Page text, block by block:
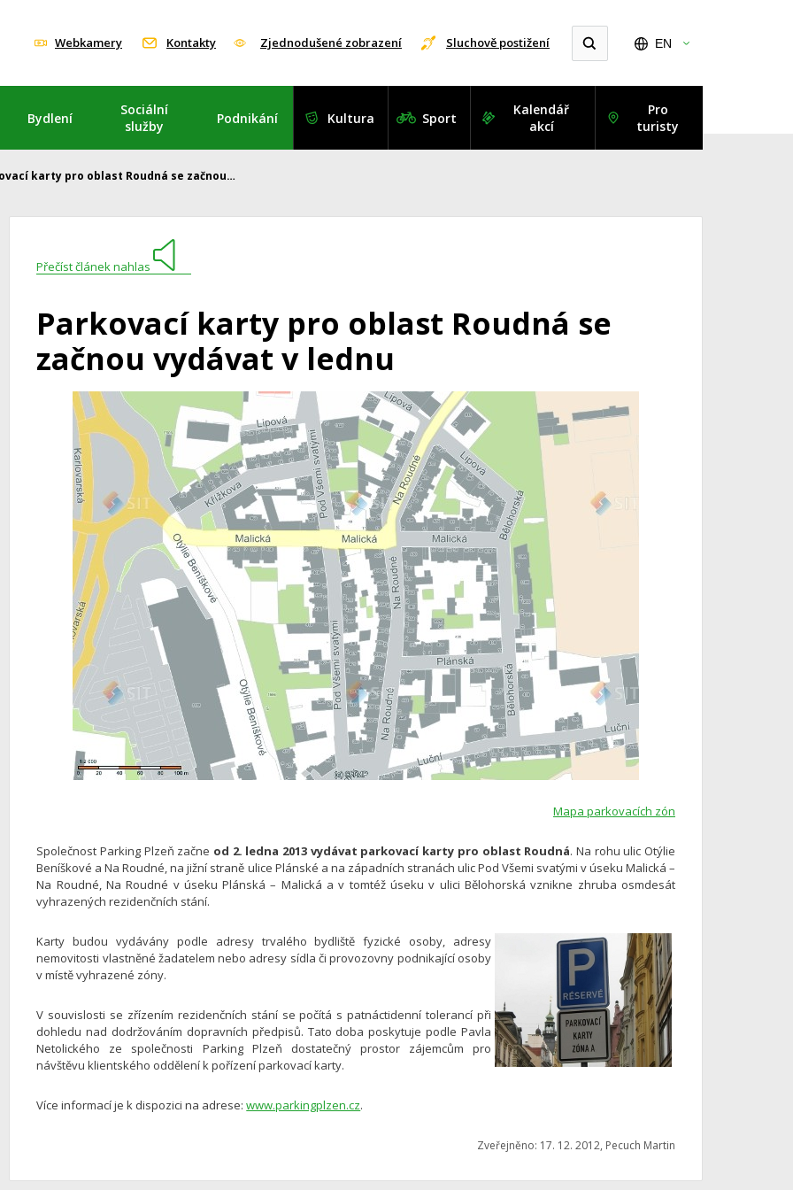
Webkamery Kontakty Zjednodušené zobrazení Sluchově postižení EN
Bydlení
Sociální
služby
Podnikání Kultura Sport
Kalendář
akcí
Pro
turisty
karty pro oblast Roudná se začnou…
Přečíst článek nahlas
Parkovací karty pro oblast Roudná se
začnou vydávat v lednu
Mapa parkovacích zón
Společnost Parking Plzeň začne od 2. ledna 2013 vydávat parkovací karty pro oblast Roudná. Na rohu ulic Otýlie
Beníškové a Na Roudné, na jižní straně ulice Plánské a na západních stranách ulic Pod Všemi svatými v úseku Malická –
Na Roudné, Na Roudné v úseku Plánská – Malická a v tomtéž úseku v ulici Bělohorská vznikne zhruba osmdesát
vyhrazených rezidenčních stání.
Karty budou vydávány podle adresy trvalého bydliště fyzické osoby, adresy
nemovitosti vlastněné žadatelem nebo adresy sídla či provozovny podnikající osoby
v místě vyhrazené zóny.
V souvislosti se zřízením rezidenčních stání se počítá s patnáctidenní tolerancí při
dohledu nad dodržováním dopravních předpisů. Tato doba poskytuje podle Pavla
Netolického ze společnosti Parking Plzeň dostatečný prostor zájemcům pro
návštěvu klientského oddělení k pořízení parkovací karty.
Více informací je k dispozici na adrese:www.parkingplzen.cz.
Zveřejněno: 17. 12. 2012, Pecuch Martin